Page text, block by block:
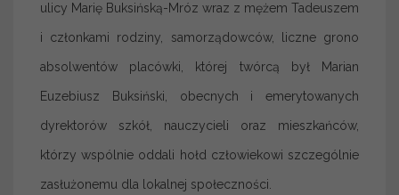
ulicy Marię Buksińską-Mróz wraz z mężem Tadeuszem
i członkami rodziny, samorządowców, liczne grono
absolwentów placówki, której twórcą był Marian
Euzebiusz Buksiński, obecnych i emerytowanych
dyrektorów szkół, nauczycieli oraz mieszkańców,
którzy wspólnie oddali hołd człowiekowi szczególnie
zasłużonemu dla lokalnej społeczności.